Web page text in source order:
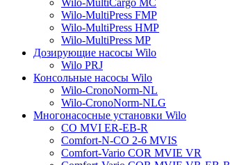
Wilo-MultiPress FMP
Wilo-MultiPress HMP
Wilo-MultiPress MP
Дозирующие насосы Wilo
Wilo PRJ
Консольные насосы Wilo
Wilo-CronoNorm-NL
Wilo-CronoNorm-NLG
Многонасосные установки Wilo
CO MVI ER-EB-R
Comfort-N-CO 2-6 MVIS
Comfort-Vario COR MVIE VR